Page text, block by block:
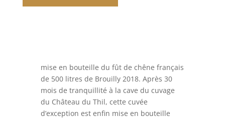
mise en bouteille du fût de chêne français
de 500 litres de Brouilly 2018. Après 30
mois de tranquillité à la cave du cuvage
du Château du Thil, cette cuvée
d’exception est enfin mise en bouteille